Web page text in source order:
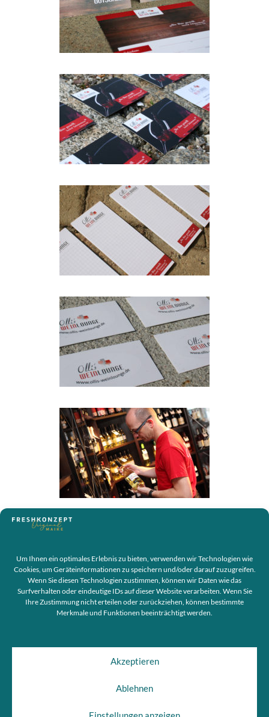
Um Ihnen ein optimales Erlebnis zu bieten, verwenden wir Technologien wie
Cookies, um Geräteinformationen zu speichern und/oder darauf zuzugreifen.
Wenn Sie diesen Technologien zustimmen, können wir Daten wie das
Surfverhalten oder eindeutige IDs auf dieser Website verarbeiten. Wenn Sie
Ihre Zustimmung nicht erteilen oder zurückziehen, können bestimmte
Merkmale und Funktionen beeinträchtigt werden.
Akzeptieren
Ablehnen
« Zurück
+49(0) 461 840 5235
info@freshkonzept.de